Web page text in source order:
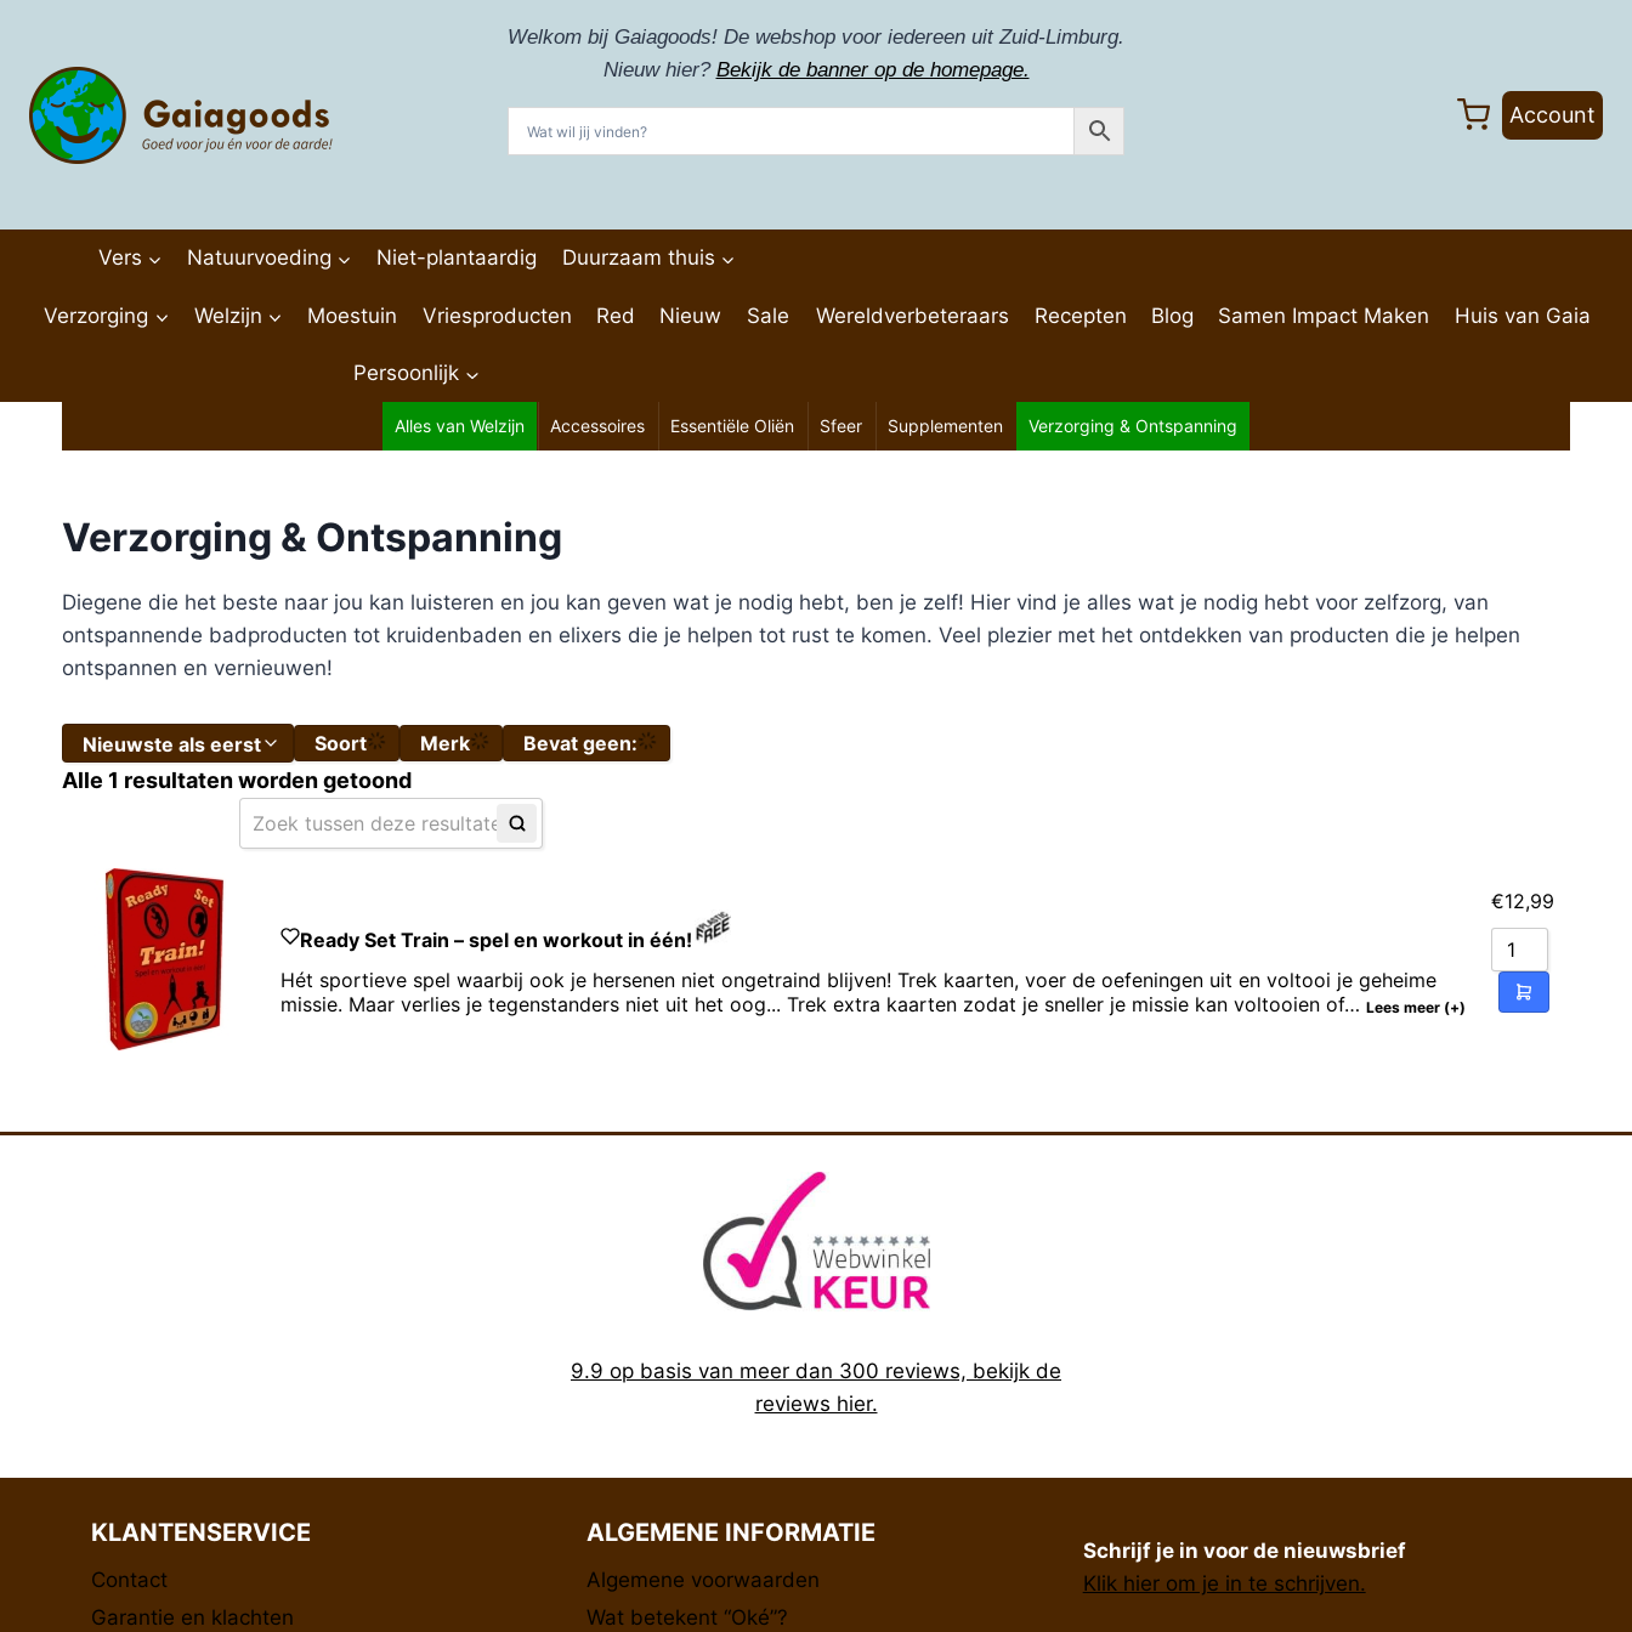
inhoud
Welkom bij Gaiagoods! De webshop voor iedereen uit Zuid-Limburg.
Nieuw hier? Bekijk de banner op de homepage.
Account
Vers Natuurvoeding Niet-plantaardig Duurzaam thuis
Verzorging Welzijn Moestuin Vriesproducten Red Nieuw Sale
Persoonlijk
Wereldverbeteraars Recepten Blog Samen Impact Maken Huis van Gaia
Alles van Welzijn Accessoires Essentiële Oliën Sfeer Supplementen Verzorging & Ontspanning
Verzorging & Ontspanning
Diegene die het beste naar jou kan luisteren en jou kan geven wat je nodig hebt, ben je zelf! Hier vind je alles wat je nodig hebt voor zelfzorg, van
ontspannende badproducten tot kruidenbaden en elixers die je helpen tot rust te komen. Veel plezier met het ontdekken van producten die je helpen
ontspannen en vernieuwen!
Nieuwste als eerst
Sorteer per categorie
Sorteer op prijs (laag naar hoog)
Sorteer op prijs (hoog naar laag)
Sorteer op naam A-Z
Sorteer op naam Z-A
Soort Merk Bevat geen:
Alle 1 resultaten worden getoond
Ready Set Train – spel en workout in één!
Hét sportieve spel waarbij ook je hersenen niet ongetraind blijven! Trek kaarten, voer de oefeningen uit en voltooi je geheime
missie. Maar verlies je tegenstanders niet uit het oog... Trek extra kaarten zodat je sneller je missie kan voltooien of… Lees meer (+)
€12,99
9.9 op basis van meer dan 300 reviews, bekijk de
reviews hier.
KLANTENSERVICE
Contact
Garantie en klachten
ALGEMENE INFORMATIE
Algemene voorwaarden
Wat betekent “Oké”?
Schrijf je in voor de nieuwsbrief
Klik hier om je in te schrijven.